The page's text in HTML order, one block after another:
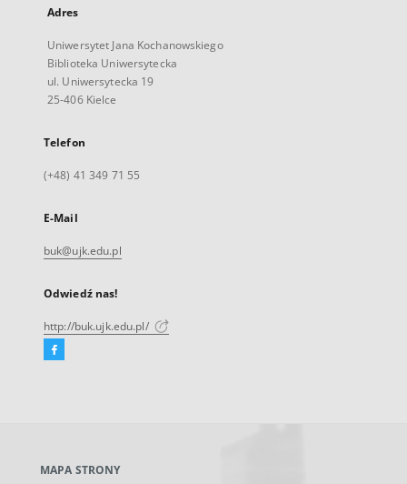
Adres
Uniwersytet Jana Kochanowskiego
Biblioteka Uniwersytecka
ul. Uniwersytecka 19
25-406 Kielce
Telefon
(+48) 41 349 71 55
E-Mail
buk@ujk.edu.pl
Odwiedź nas!
http://buk.ujk.edu.pl/
Facebook
karcie
MAPA STRONY